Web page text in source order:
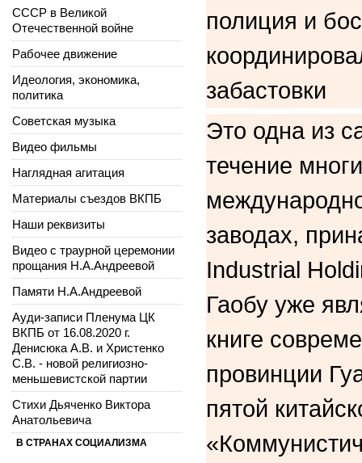
полиция и
забастовки
Это одна из
течение
заводах,
Industrial
Гаобу уже
книге
провинции
пятой
СССР в Великой
Отечественной войне
Рабочее движение
Идеология, экономика,
политика
Советская музыка
Видео фильмы
Наглядная агитация
Материалы съездов ВКПБ
Наши реквизиты
Видео с траурной церемонии
прощания Н.А.Андреевой
Памяти Н.А.Андреевой
Ауди-записи Пленума ЦК
ВКПБ от 16.08.2020 г.
Денисюка А.В. и Христенко
С.В. - новой религиозно-
меньшевистской партии
Стихи Дьяченко Виктора
Анатольевича
В СТРАНАХ СОЦИАЛИЗМА